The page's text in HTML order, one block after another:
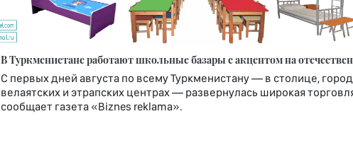
В Туркменистане работают школьные базары с акцентом на
С первых дней августа по всему Туркменистану — в столице,
велаятских и этрапских центрах — развернулась широкая
сообщает газета «Biznes reklama».